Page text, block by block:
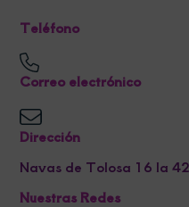
Teléfono
Correo electrónico
Dirección
Navas de Tolosa 16 la
Nuestras Redes